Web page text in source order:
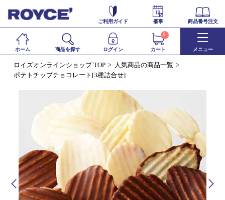
ご利用ガイド 催事 商品番号注文
ホーム 商品を探す ログイン カート
0
メニュー
ロイズオンラインショップ TOP
人気商品の商品一覧
ポテトチップチョコレート[3種詰合せ]